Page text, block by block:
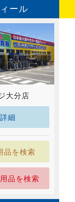
ール
大分店
細
品を検索
品を検索